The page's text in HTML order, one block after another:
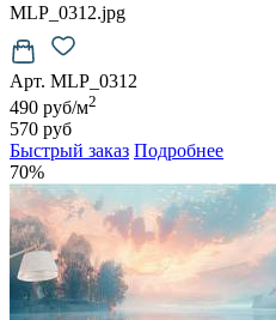
MLP_0312.jpg
Арт. MLP_0312
490 руб/м2
570 руб
Быстрый заказ Подробнее
70%